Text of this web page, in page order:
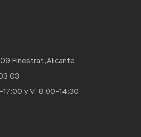
Finestrat, Alicante
03
y V: 8:00–14:30